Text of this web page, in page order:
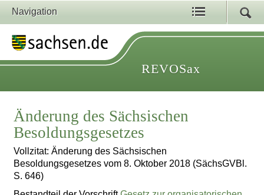
Navigation
REVOSax
Änderung des Sächsischen
Besoldungsgesetzes
Vollzitat: Änderung des Sächsischen
Besoldungsgesetzes vom 8. Oktober 2018 (SächsGVBl.
S. 646)